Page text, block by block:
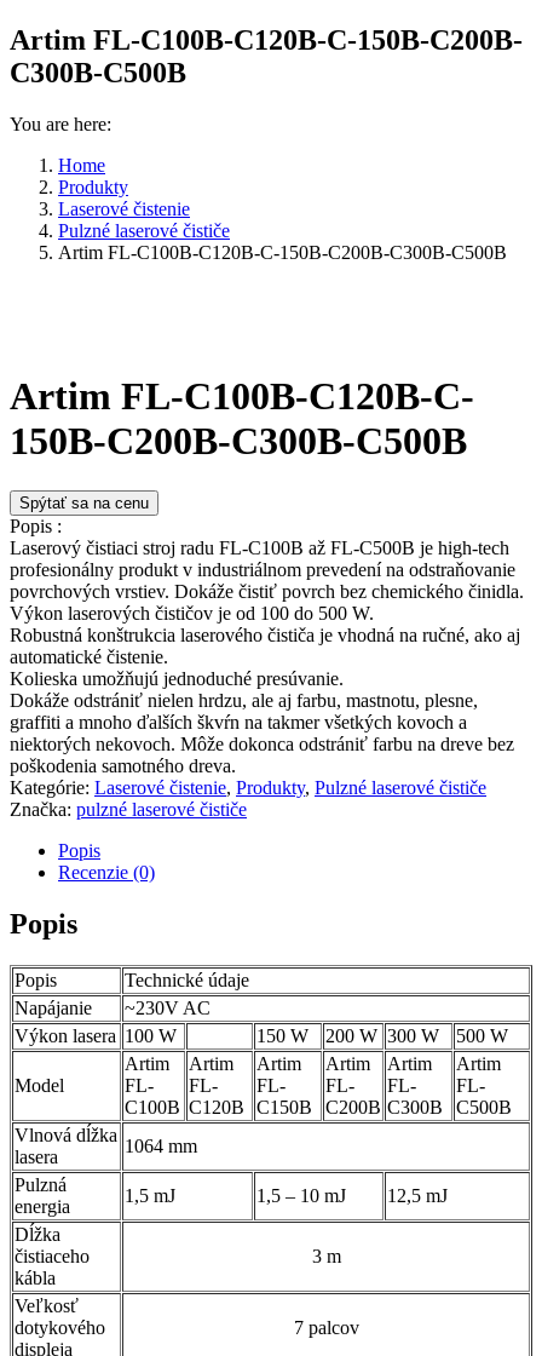
Artim FL-C100B-C120B-C-150B-C200B-
C300B-C500B
You are here:
Home
Produkty
Laserové čistenie
Pulzné laserové čističe
Artim FL-C100B-C120B-C-150B-C200B-C300B-C500B
Artim FL-C100B-C120B-C-
150B-C200B-C300B-C500B
Spýtať sa na cenu
Popis :
Laserový čistiaci stroj radu FL-C100B až FL-C500B je high-tech
profesionálny produkt v industriálnom prevedení na odstraňovanie
povrchových vrstiev. Dokáže čistiť povrch bez chemického činidla.
Výkon laserových čističov je od 100 do 500 W.
Robustná konštrukcia laserového čističa je vhodná na ručné, ako aj
automatické čistenie.
Kolieska umožňujú jednoduché presúvanie.
Dokáže odstrániť nielen hrdzu, ale aj farbu, mastnotu, plesne,
graffiti a mnoho ďalších škvŕn na takmer všetkých kovoch a
niektorých nekovoch. Môže dokonca odstrániť farbu na dreve bez
poškodenia samotného dreva.
Kategórie: Laserové čistenie, Produkty, Pulzné laserové čističe
Značka: pulzné laserové čističe
Popis
Recenzie (0)
Popis
Popis
Technické údaje
Napájanie
~230V AC
Výkon lasera 100 W 150 W 200 W 300 W 500 W
Model
Artim
FL-
C100B
Artim
FL-
C120B
Artim
FL-
C150B
Artim
FL-
C200B
Artim
FL-
C300B
Artim
FL-
C500B
Vlnová dĺžka
lasera
1064 mm
Pulzná
energia
1,5 mJ 1,5 – 10 mJ
12,5 mJ
Dĺžka
čistiaceho
kábla
3 m
Veľkosť
dotykového
displeja
7 palcov